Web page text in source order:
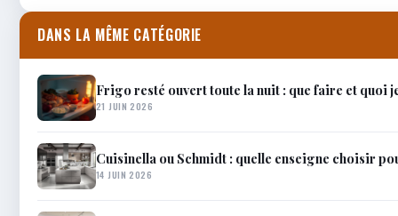
DANS LA MÊME CATÉGORIE
Frigo resté ouvert toute la nuit : que faire et quoi
21 JUIN 2026
Cuisinella ou Schmidt : quelle enseigne choisir
14 JUIN 2026